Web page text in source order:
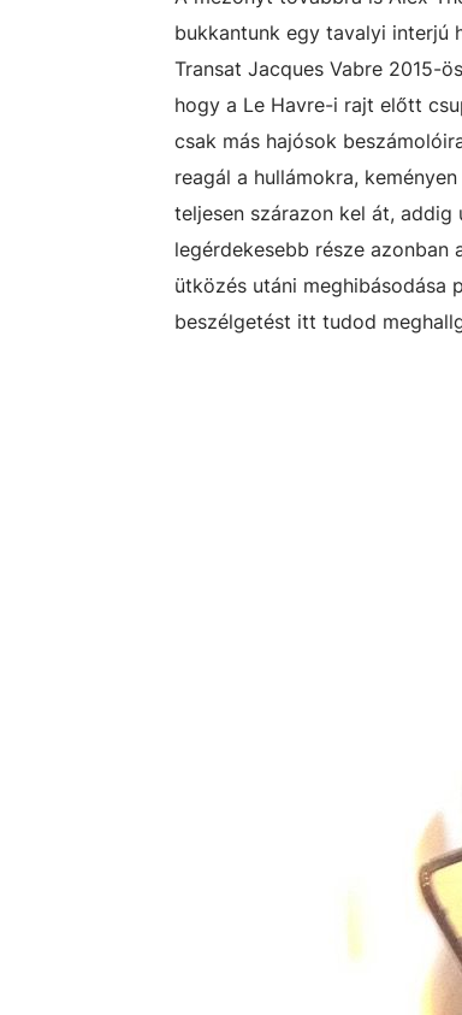
bukkantunk egy tavalyi interjú
Transat Jacques Vabre 2015-
hogy a Le Havre-i rajt előtt
csak más hajósok
reagál a hullámokra,
teljesen szárazon kel át,
legérdekesebb része
ütközés utáni meghibásodása
beszélgetést itt tudod